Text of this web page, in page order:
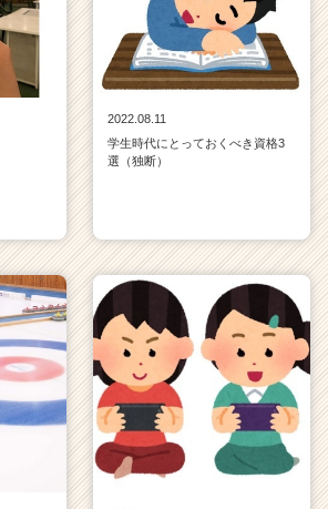
2022.08.11
学生時代にとっておくべき資格3
選（独断）